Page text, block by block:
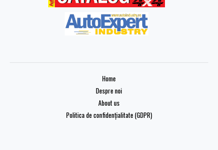
Home
Despre noi
About us
Politica de confidențialitate (GDPR)